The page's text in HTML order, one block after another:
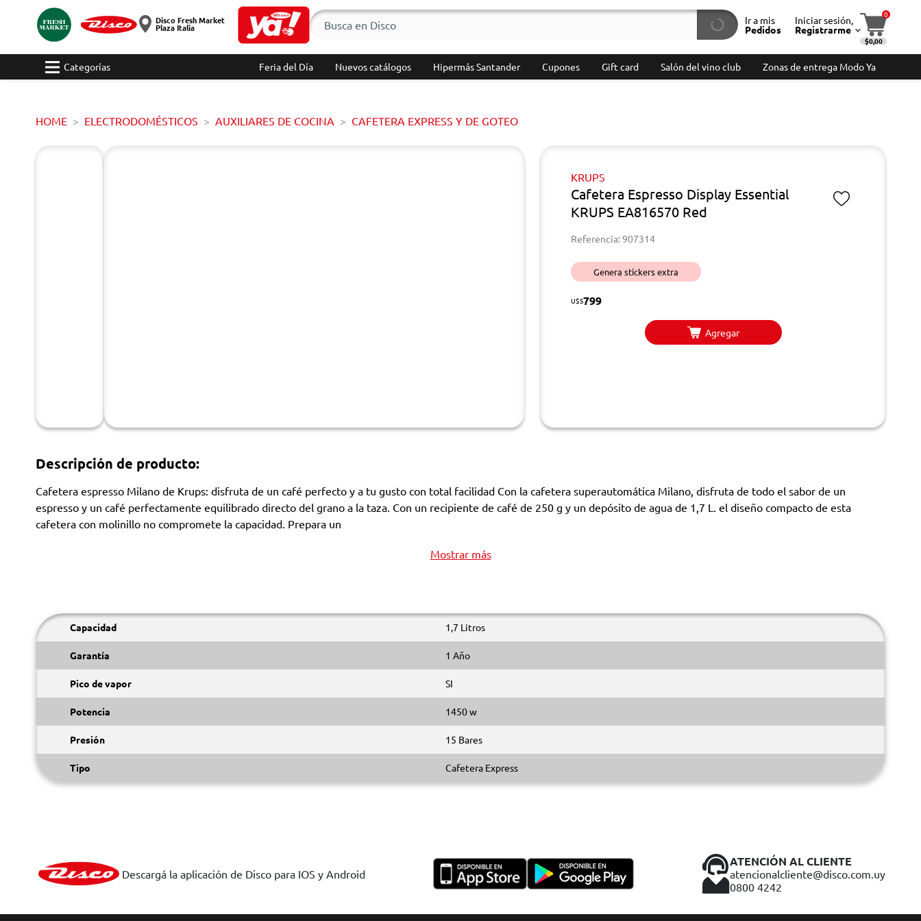
Disco Fresh Market
Plaza Italia
Ir a mis
Pedidos
Iniciar sesión,
Registrarme
0
$0,00
Categorías Feria del Día Nuevos catálogos Hipermás Santander Cupones Gift card Salón del vino club Zonas de entrega Modo Ya
HOME ELECTRODOMÉSTICOS AUXILIARES DE COCINA CAFETERA EXPRESS Y DE GOTEO
KRUPS
Cafetera Espresso Display Essential
KRUPS EA816570 Red
Referencia: 907314
Genera stickers extra
U$S799
Agregar
Descripción de producto:
Cafetera espresso Milano de Krups: disfruta de un café perfecto y a tu gusto con total facilidad Con la cafetera superautomática Milano, disfruta de todo el sabor de un
espresso y un café perfectamente equilibrado directo del grano a la taza. Con un recipiente de café de 250 g y un depósito de agua de 1,7 L. el diseño compacto de esta
cafetera con molinillo no compromete la capacidad. Prepara un
Mostrar más
Capacidad 1,7 Litros
Garantía 1 Año
Pico de vapor SI
Potencia 1450 w
Presión 15 Bares
Tipo Cafetera Express
Descargá la aplicación de Disco para IOS y Android
ATENCIÓN AL CLIENTE
atencionalcliente@disco.com.uy
0800 4242